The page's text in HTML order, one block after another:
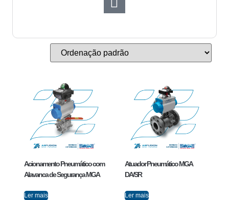
Acionamento Pneumático com
Alavanca de Segurança MGA
Ler mais
Atuador Pneumático MGA
DA/SR
Ler mais